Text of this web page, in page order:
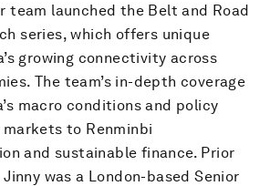
team launched the Belt and Road
series, which offers unique
growing connectivity across
The team’s in-depth coverage
macro conditions and policy
to Renminbi
and sustainable finance. Prior
was a London-based Senior